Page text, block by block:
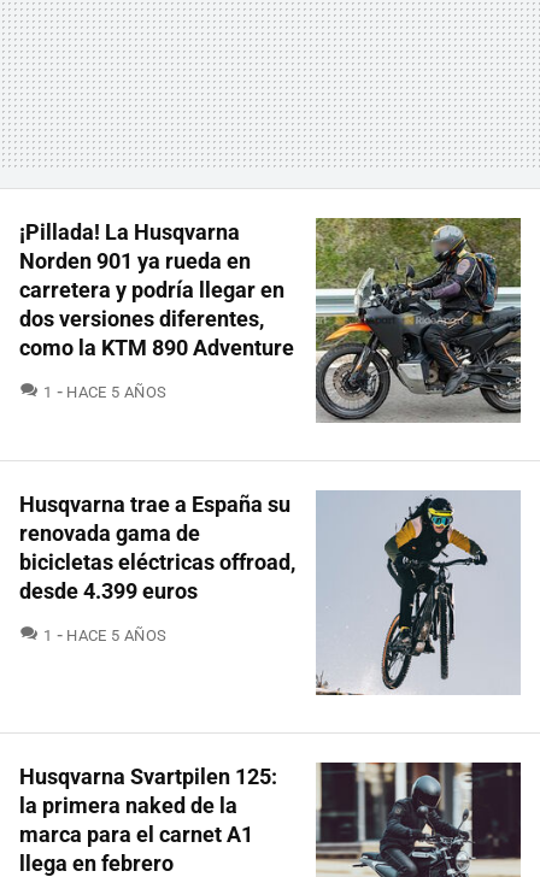
¡Pillada! La Husqvarna
Norden 901 ya rueda en
carretera y podría llegar en
dos versiones diferentes,
como la KTM 890 Adventure
1 COMENTARIOS
HACE 5 AÑOS
Husqvarna trae a España su
renovada gama de
bicicletas eléctricas offroad,
desde 4.399 euros
1 COMENTARIOS
HACE 5 AÑOS
Husqvarna Svartpilen 125:
la primera naked de la
marca para el carnet A1
llega en febrero